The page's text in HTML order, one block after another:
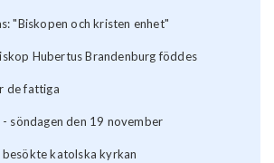
"Biskopen och kristen enhet"
Hubertus Brandenburg föddes
de fattiga
söndagen den 19 november
besökte katolska kyrkan